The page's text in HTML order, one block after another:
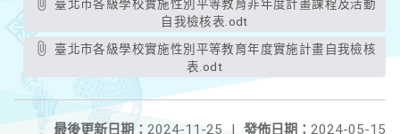
自我檢核表.odt
表.odt
發佈日期： 2024-05-15
最後更新日期： 2024-11-25
|